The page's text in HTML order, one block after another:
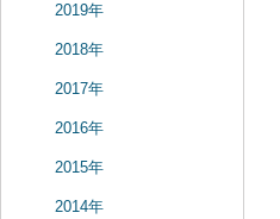
2019年
2018年
2017年
2016年
2015年
2014年